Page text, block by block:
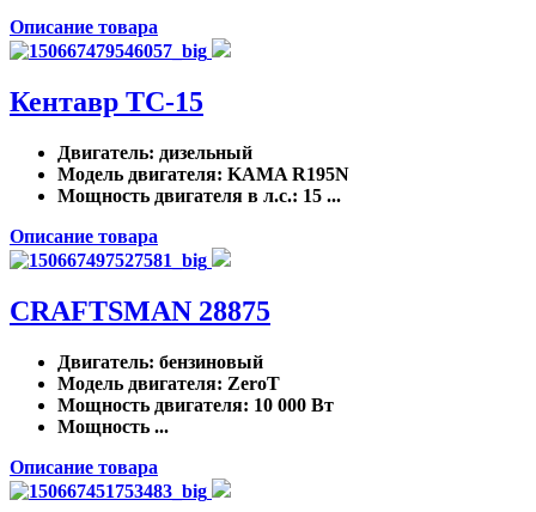
Описание товара
Кентавр ТС-15
Двигатель: дизельный
Модель двигателя: KAMA R195N
Мощность двигателя в л.с.: 15 ...
Описание товара
CRAFTSMAN 28875
Двигатель: бензиновый
Модель двигателя: ZeroT
Мощность двигателя: 10 000 Вт
Мощность ...
Описание товара